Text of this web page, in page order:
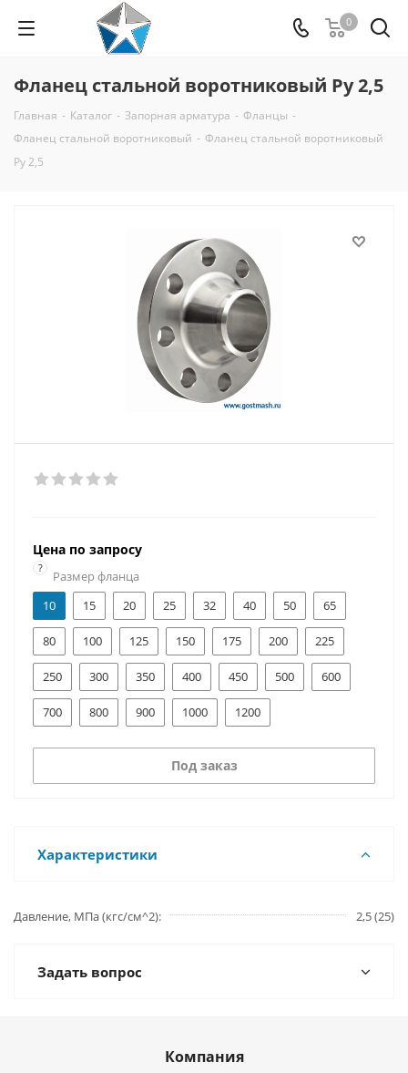
0
Фланец стальной воротниковый Ру 2,5
Главная - Каталог - Запорная арматура - Фланцы -
Фланец стальной воротниковый - Фланец стальной воротниковый
Ру 2,5
Цена по запросу
?
Размер фланца
10
15 20 25 32 40 50 65
80 100 125 150 175 200 225
250 300 350 400 450 500 600
700 800 900 1000 1200
Под заказ
Характеристики
Давление, МПа (кгс/см^2) 2,5 (25)
Задать вопрос
Компания